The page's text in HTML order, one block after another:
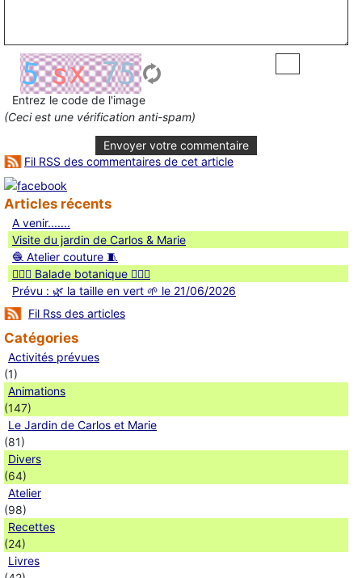
Entrez le code de l'image
(Ceci est une vérification anti-spam)
Envoyer votre commentaire
Fil RSS des commentaires de cet article
Articles récents
A venir.......
Visite du jardin de Carlos & Marie
🧶 Atelier couture 🧵
🚶🏻‍♀️ Balade botanique 🚶🏻‍♂️
Prévu : 🌿 la taille en vert 🌱 le 21/06/2026
Fil Rss des articles
Catégories
Activités prévues
(1)
Animations
(147)
Le Jardin de Carlos et Marie
(81)
Divers
(64)
Atelier
(98)
Recettes
(24)
Livres